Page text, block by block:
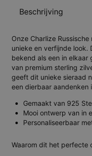
Beschrijving
Onze Charlize
unieke en verfijnde look.
bekend als een in
van premium sterling
geeft dit unieke sieraad
een dierbaar aandenken
Gemaakt van 925
Mooi ontwerp van in
Personaliseerbaar
Waarom dit het perfecte